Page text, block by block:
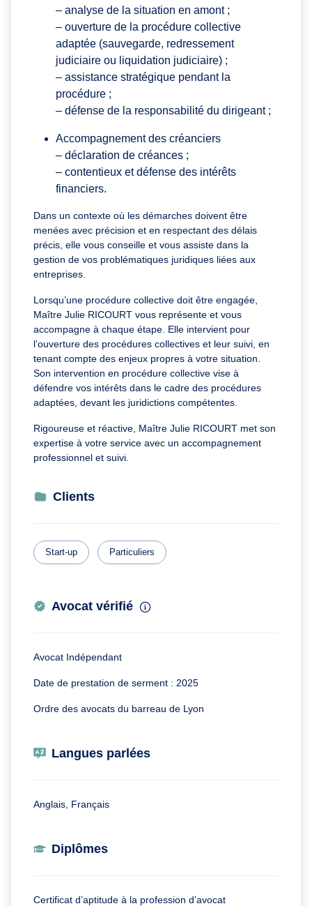
– analyse de la situation en amont ;
– ouverture de la procédure collective
adaptée (sauvegarde, redressement
judiciaire ou liquidation judiciaire) ;
– assistance stratégique pendant la
procédure ;
– défense de la responsabilité du dirigeant ;
Accompagnement des créanciers
– déclaration de créances ;
– contentieux et défense des intérêts
financiers.
Dans un contexte où les démarches doivent être
menées avec précision et en respectant des délais
précis, elle vous conseille et vous assiste dans la
gestion de vos problématiques juridiques liées aux
entreprises.
Lorsqu’une procédure collective doit être engagée,
Maître Julie RICOURT vous représente et vous
accompagne à chaque étape. Elle intervient pour
l’ouverture des procédures collectives et leur suivi, en
tenant compte des enjeux propres à votre situation.
Son intervention en procédure collective vise à
défendre vos intérêts dans le cadre des procédures
adaptées, devant les juridictions compétentes.
Rigoureuse et réactive, Maître Julie RICOURT met son
expertise à votre service avec un accompagnement
professionnel et suivi.
Clients
Start-up Particuliers
Avocat vérifié
Avocat Indépendant
Date de prestation de serment : 2025
Ordre des avocats du barreau de Lyon
Langues parlées
Anglais, Français
Diplômes
Certificat d’aptitude à la profession d’avocat